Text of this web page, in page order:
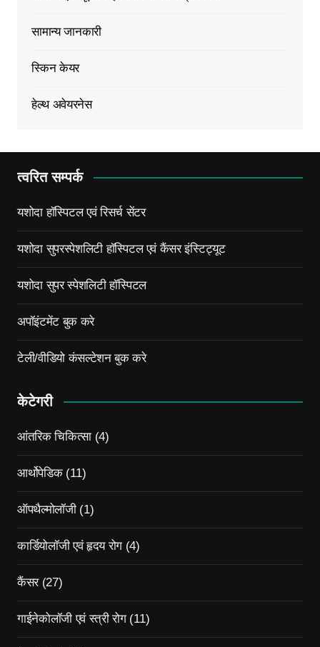
सामान्य जानकारी
स्किन केयर
हेल्थ अवेयरनेस
त्वरित सम्पर्क
यशोदा हॉस्पिटल एवं रिसर्च सेंटर
यशोदा सुपरस्पेशलिटी हॉस्पिटल एवं कैंसर इंस्टिट्यूट
यशोदा सुपर स्पेशलिटी हॉस्पिटल
अपॉइंटमेंट बुक करे
टेली/वीडियो कंसल्टेशन बुक करे
केटेगरी
आंतरिक चिकित्सा(4)
आर्थोपेडिक(11)
ऑपथैल्मोलॉजी(1)
कार्डियोलॉजी एवं हृदय रोग(4)
कैंसर(27)
गाईनेकोलॉजी एवं स्त्री रोग(11)